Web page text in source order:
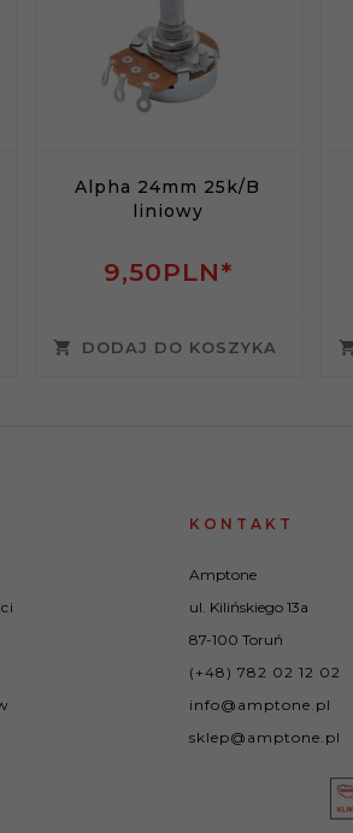
Alpha 24mm 25k/B
liniowy
9,50PLN*
DODAJ DO KOSZYKA
KONTAKT
Amptone
ul. Kilińskiego 13a
87-100 Toruń
(+48) 782 02 12 02
info@amptone.pl
sklep@amptone.pl